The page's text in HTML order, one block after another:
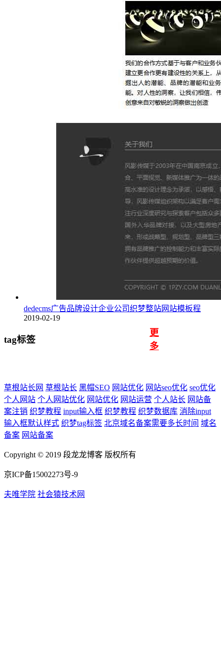
dedecms广告品牌设计企业公司织梦整站网站模板程
2019-02-19
tag标签
更
多
草根站长网 草根站长 黑帽SEO 网站优化 网站seo优化 seo优化
个人网站 个人网站优化 网站优化 网站运营 个人站长 网站备
案注销 织梦教程 input输入框 织梦教程 织梦数据库 消除input
输入框默认样式 织梦tag标签 北京域名备案需要多长时间 域名
备案 网站备案
Copyright © 2019 段龙龙博客 版权所有
京ICP备15002273号-9
夫唯学院 社会猿技术网